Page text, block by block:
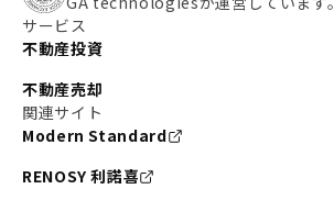
サービス
不動産投資
不動産売却
関連サイト
Modern Standard
RENOSY 利諾喜